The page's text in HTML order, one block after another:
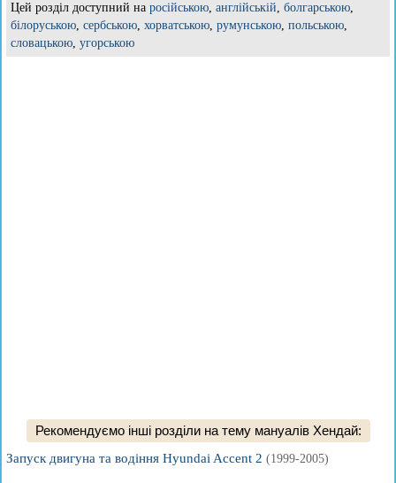
Цей розділ доступний на російською, англійській, болгарською,
білоруською, сербською, хорватською, румунською, польською,
словацькою, угорською
Рекомендуємо інші розділи на тему мануалів Хендай:
Запуск двигуна та водіння Hyundai Accent 2 (1999-2005)